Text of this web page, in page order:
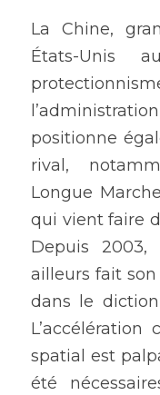
La Chine,
États-Unis
positionne
rival,
Longue
qui vient faire
Depuis
ailleurs fait
dans le
spatial est
été